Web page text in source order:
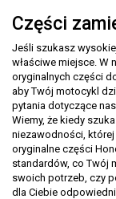
Części
Jeśli szukasz
właściwe miejsce. W
oryginalnych części
aby Twój motocykl
pytania dotyczące
Wiemy, że kiedy
niezawodności,
oryginalne części
standardów, co Twój
swoich potrzeb, czy
dla Ciebie